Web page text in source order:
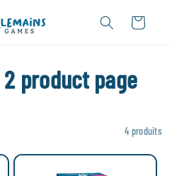
Panier
product page
4 produits